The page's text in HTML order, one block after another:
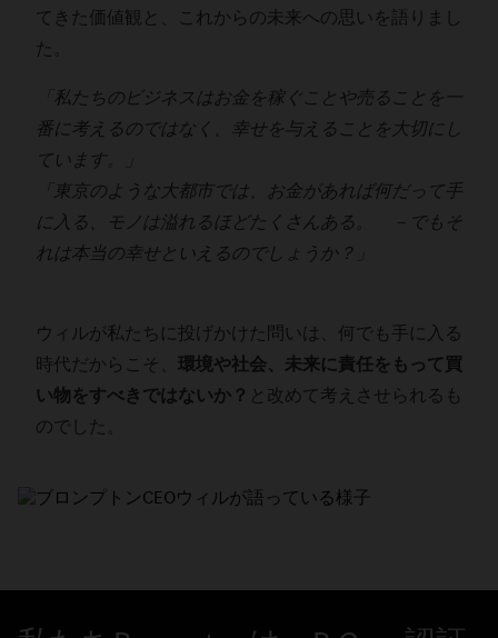
てきた価値観と、これからの未来への思いを語りまし
た。
「私たちのビジネスはお金を稼ぐことや売ることを一
番に考えるのではなく、幸せを与えることを大切にし
ています。」
「東京のような大都市では、お金があれば何だって手
に入る、モノは溢れるほどたくさんある。 －でもそ
れは本当の幸せといえるのでしょうか？」
ウィルが私たちに投げかけた問いは、何でも手に入る
時代だからこそ、 環境や社会、未来に責任をもって買
い物をすべきではないか？ と改めて考えさせられるも
のでした。